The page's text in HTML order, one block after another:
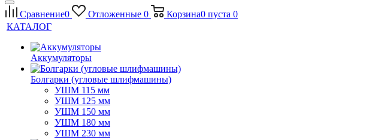
Сравнение0 Отложенные 0 Корзина0 пуста 0
КАТАЛОГ
Аккумуляторы
Болгарки (угловые шлифмашины)
УШМ 115 мм
УШМ 125 мм
УШМ 150 мм
УШМ 180 мм
УШМ 230 мм